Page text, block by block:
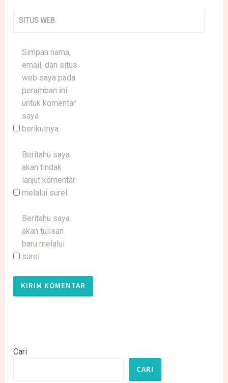
SITUS WEB
Simpan nama,
email, dan situs
web saya pada
peramban ini
untuk komentar
saya
berikutnya.
Beritahu saya
akan tindak
lanjut komentar
melalui surel.
Beritahu saya
akan tulisan
baru melalui
surel.
Cari
CARI